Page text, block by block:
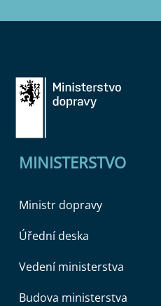
MINISTERSTVO
Ministr dopravy
Úřední deska
Vedení ministerstva
Budova ministerstva